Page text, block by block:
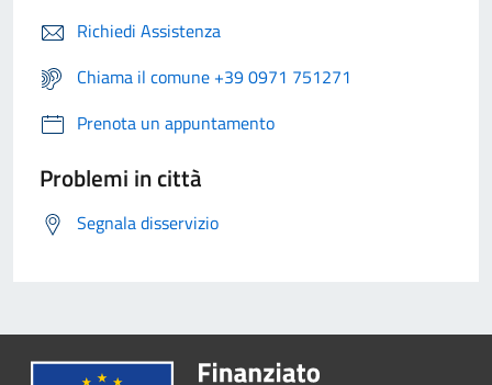
Richiedi Assistenza
Chiama il comune +39 0971 751271
Prenota un appuntamento
Problemi in città
Segnala disservizio